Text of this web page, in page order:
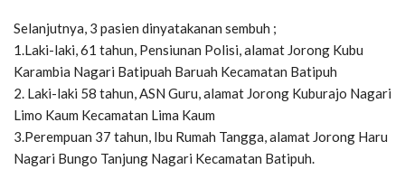
Selanjutnya, 3 pasien dinyatakanan sembuh ;
1.Laki-laki, 61 tahun, Pensiunan Polisi, alamat Jorong Kubu
Karambia Nagari Batipuah Baruah Kecamatan Batipuh
2. Laki-laki 58 tahun, ASN Guru, alamat Jorong Kuburajo Nagari
Limo Kaum Kecamatan Lima Kaum
3.Perempuan 37 tahun, Ibu Rumah Tangga, alamat Jorong Haru
Nagari Bungo Tanjung Nagari Kecamatan Batipuh.